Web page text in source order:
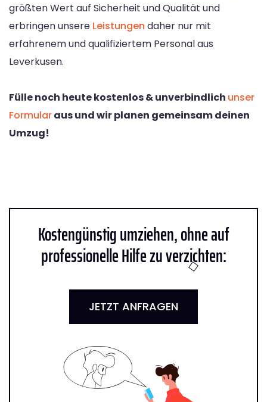
größten Wert auf Sicherheit und Qualität und
erbringen unsere Leistungen daher nur mit
erfahrenem und qualifiziertem Personal aus
Leverkusen.
Fülle noch heute kostenlos & unverbindlich unser
Formularaus und wir planen gemeinsam deinen
Umzug!
Kostengünstig umziehen, ohne auf
professionelle Hilfe zu verzichten:
JETZT ANFRAGEN